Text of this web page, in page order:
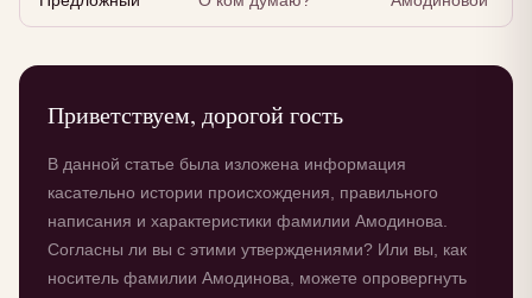
Приветствуем, дорогой гость
В данной статье была изложена информация
касательно истории происхождения, правильного
написания и характеристики фамилии Амодинова.
Согласны ли вы с этими утверждениями? Или вы, как
носитель фамилии Амодинова, можете опровергнуть